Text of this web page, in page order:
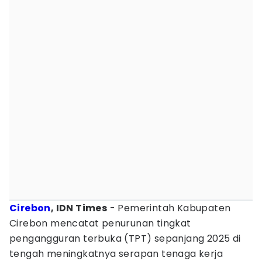
Cirebon, IDN Times - Pemerintah Kabupaten
Cirebon mencatat penurunan tingkat
pengangguran terbuka (TPT) sepanjang 2025 di
tengah meningkatnya serapan tenaga kerja